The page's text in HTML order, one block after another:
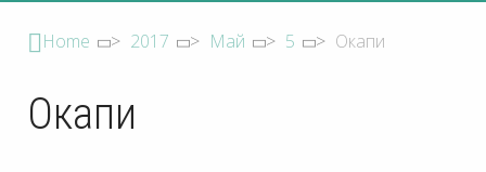
Home > 2017 > Май > 5 > Окапи
Окапи